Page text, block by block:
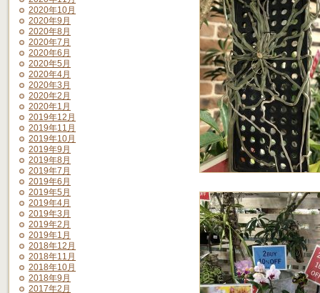
2020年10月
2020年9月
2020年8月
2020年7月
2020年6月
2020年5月
2020年4月
2020年3月
2020年2月
2020年1月
2019年12月
2019年11月
2019年10月
2019年9月
2019年8月
2019年7月
2019年6月
2019年5月
2019年4月
2019年3月
2019年2月
2019年1月
2018年12月
2018年11月
2018年10月
2018年9月
2017年2月